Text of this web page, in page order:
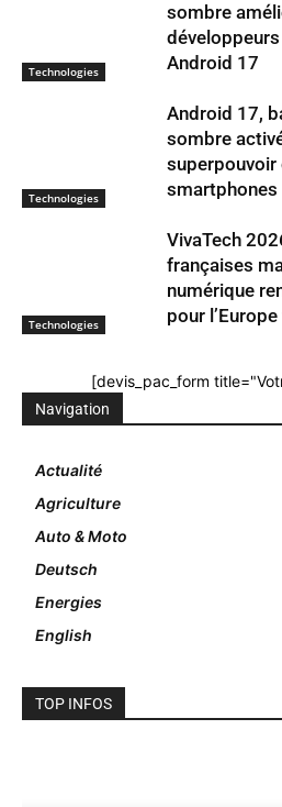
Technologies
sombre
Android 17
Technologies
Android 17,
sombre
superpouvoir
smartphones
Technologies
VivaTech
françaises
numérique
pour
[devis_pac_form
Navigation
Actualité
Agriculture
Auto & Moto
Deutsch
Energies
English
TOP INFOS